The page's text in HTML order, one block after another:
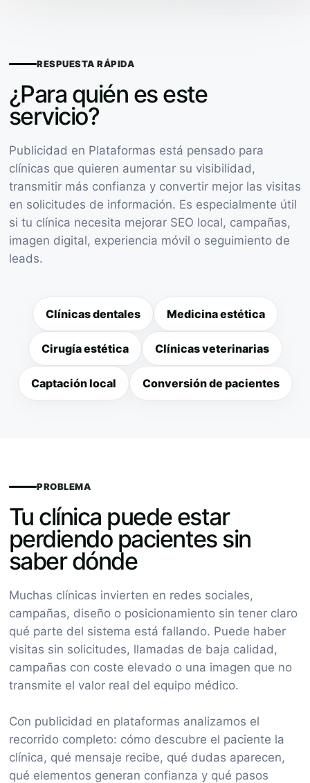
RESPUESTA RÁPIDA
¿Para quién es este
servicio?
Publicidad en Plataformas está pensado para
clínicas que quieren aumentar su visibilidad,
transmitir más confianza y convertir mejor las visitas
en solicitudes de información. Es especialmente útil
si tu clínica necesita mejorar SEO local, campañas,
imagen digital, experiencia móvil o seguimiento de
leads.
Clínicas dentales Medicina estética
Cirugía estética Clínicas veterinarias
Captación local Conversión de pacientes
PROBLEMA
Tu clínica puede estar
perdiendo pacientes sin
saber dónde
Muchas clínicas invierten en redes sociales,
campañas, diseño o posicionamiento sin tener claro
qué parte del sistema está fallando. Puede haber
visitas sin solicitudes, llamadas de baja calidad,
campañas con coste elevado o una imagen que no
transmite el valor real del equipo médico.
Con publicidad en plataformas analizamos el
recorrido completo: cómo descubre el paciente la
clínica, qué mensaje recibe, qué dudas aparecen,
qué elementos generan confianza y qué pasos